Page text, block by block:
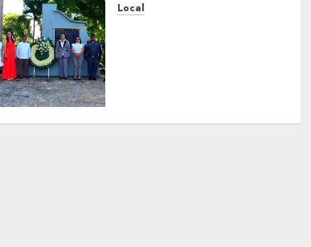
Local
JULIO 30, 2026 0